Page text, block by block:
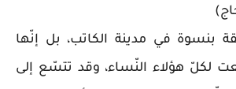
بنسوة في مدينة الكاتب، بل إنّها
لكلّ هؤلاء النّساء، وقد تتسّع إلى